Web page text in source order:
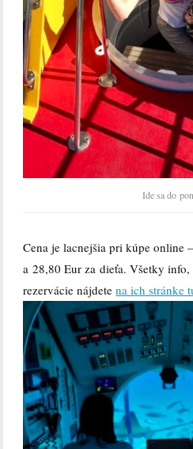
Ide sa do
Cena je lacnejšia pri kúpe online
a 28,80 Eur za dieťa. Všetky
rezervácie nájdetena ich stránke